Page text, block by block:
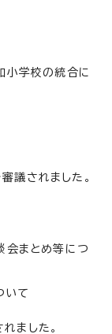
小学校の統合に
議されました。
会まとめ等につ
いて
ました。